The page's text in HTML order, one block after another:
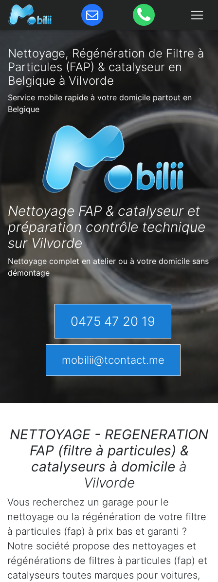
Nettoyage, Régénération de Filtre à
Particules (FAP) & catalyseur en
Belgique à Vilvorde
Service mobile rapide à votre domicile partout en
Belgique
Nettoyage FAP & catalyseur et
préparation contrôle technique
sur Vilvorde
Nettoyage complet en atelier ou à votre domicile sans
démontage
0475 47 20 19
mobilii@tcontact.me
NETTOYAGE - REGENERATION
FAP (filtre à particules) &
catalyseurs à domicile à
Vilvorde
Vous recherchez un garage pour le
nettoyage ou la régénération de votre filtre
à particules (fap) à prix bas et garanti ?
Notre société propose des nettoyages et
régénérations de filtres à particules (fap) et
catalyseurs toutes marques pour voitures,